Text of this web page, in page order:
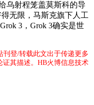
乌射程笼盖莫斯科的导
无限，马斯克旗下人工
3，Grok 3确实是世
刊登/转载此文出于传递更多
其描述。HB火博信息技术